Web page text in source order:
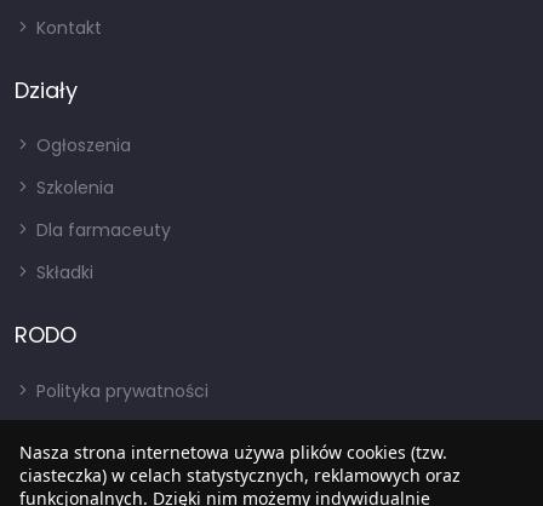
Kontakt
Działy
Ogłoszenia
Szkolenia
Dla farmaceuty
Składki
RODO
Polityka prywatności
RODO
Nasza strona internetowa używa plików cookies (tzw.
ciasteczka) w celach statystycznych, reklamowych oraz
funkcjonalnych. Dzięki nim możemy indywidualnie